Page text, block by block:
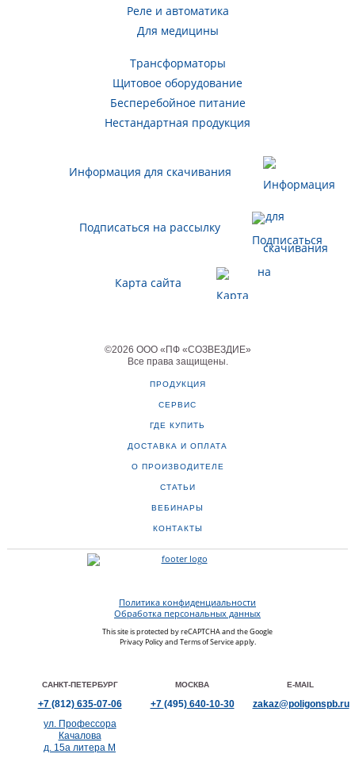
Реле и автоматика
Для медицины
Трансформаторы
Щитовое оборудование
Бесперебойное питание
Нестандартная продукция
Информация для скачивания
Подписаться на рассылку
Карта сайта
©2026 ООО «ПФ «СОЗВЕЗДИЕ»
Все права защищены.
ПРОДУКЦИЯ
СЕРВИС
ГДЕ КУПИТЬ
ДОСТАВКА И ОПЛАТА
О ПРОИЗВОДИТЕЛЕ
СТАТЬИ
ВЕБИНАРЫ
КОНТАКТЫ
Политика конфиденциальности
Обработка персональных данных
This site is protected by reCAPTCHA and the Google
Privacy Policyand Terms of Serviceapply.
САНКТ-ПЕТЕРБУРГ
+7 (812)635-07-06
ул. Профессора
Качалова
д. 15а литера М
МОСКВА
+7 (495)640-10-30
E-MAIL
zakaz@poligonspb.ru